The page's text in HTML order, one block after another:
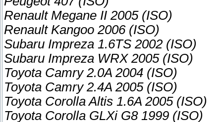
Renault Megane II 2005 (ISO)
Renault Kangoo 2006 (ISO)
Subaru Impreza 1.6TS 2002 (ISO)
Subaru Impreza WRX 2005 (ISO)
Toyota Camry 2.0A 2004 (ISO)
Toyota Camry 2.4A 2005 (ISO)
Toyota Corolla Altis 1.6A 2005 (ISO)
Toyota Corolla GLXi G8 1999 (ISO)